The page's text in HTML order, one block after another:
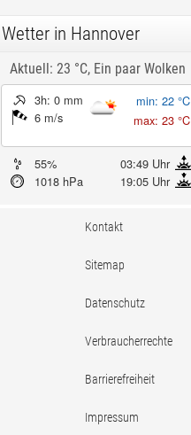
Wetter in Hannover
Aktuell: 23 °C, Ein paar Wolken
3h: 0 mm
6 m/s
min: 22 °C
max: 23 °C
55%
03:49 Uhr
1018 hPa
19:05 Uhr
Kontakt
Sitemap
Datenschutz
Verbraucherrechte
Barrierefreiheit
Impressum